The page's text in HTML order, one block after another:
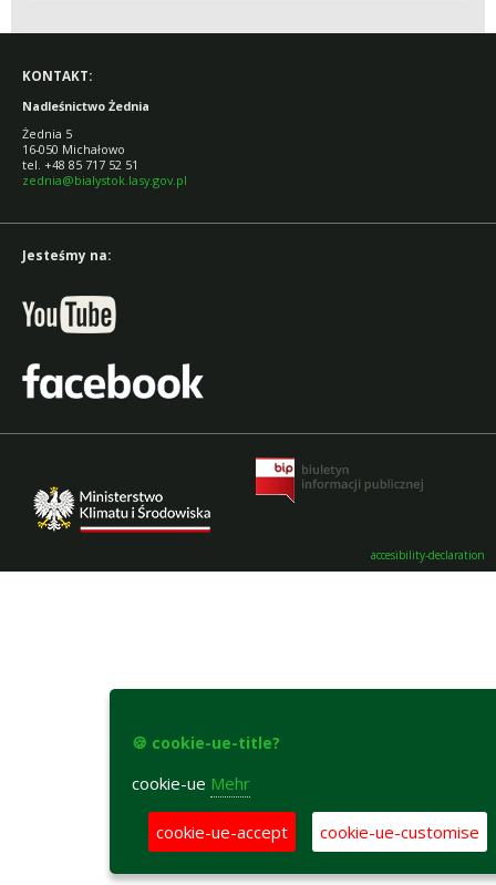
KONTAKT:
Nadleśnictwo Żednia
Żednia 5
16-050 Michałowo
tel. +48 85 717 52 51
zednia@bialystok.lasy.gov.pl
Jesteśmy na:
accesibility-declaration
🍪 cookie-ue-title?
cookie-ue Mehr
cookie-ue-accept cookie-ue-customise